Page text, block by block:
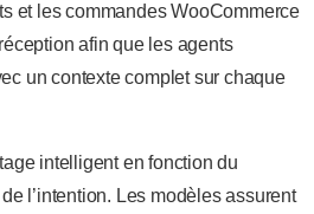
et les commandes WooCommerce
afin que les agents
un contexte complet sur chaque
intelligent en fonction du
l’intention. Les modèles assurent